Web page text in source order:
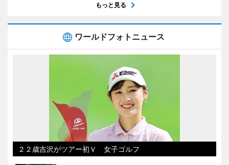
もっと見る
ワールドフォトニュース
２２歳吉沢がツアー初Ｖ 女子ゴルフ